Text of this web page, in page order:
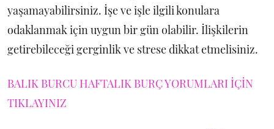
yaşamayabilirsiniz. İşe ve işle ilgili konulara
odaklanmak için uygun bir gün olabilir. İlişkilerin
getirebileceği gerginlik ve strese dikkat etmelisiniz.
BALIK BURCU HAFTALIK BURÇ YORUMLARI İÇİN
TIKLAYINIZ